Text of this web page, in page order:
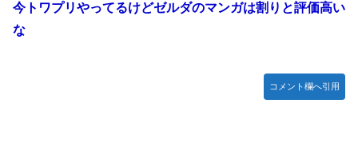
今トワプリやってるけどゼルダのマンガは割りと評価高い
な
コメント欄へ引用